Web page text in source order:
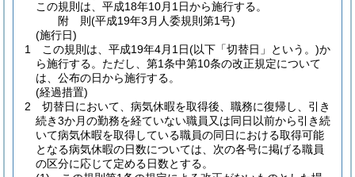
この規則は、平成18年10月1日から施行する。
附 則(平成19年3月 人委規則第1号)
(施行日)
1
この規則は、平成19年4月1日(以下「切替日」という。)か
ら施行する。 ただし、第1条中第10条の改正規定について
は、公布の日から施行する。
(経過措置)
2
切替日において、病気休暇を取得後、職務に復帰し、引き
続き3か月の勤務を経ていない職員又は同日以前から引き続
いて病気休暇を取得している職員の同日における取得可能
となる病気休暇の日数については、次の各号に掲げる職員
の区分に応じて定める日数とする。